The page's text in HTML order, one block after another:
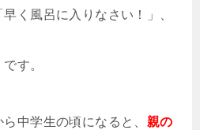
く風呂に入りなさい！」、
す。
中学生の頃になると、 親の